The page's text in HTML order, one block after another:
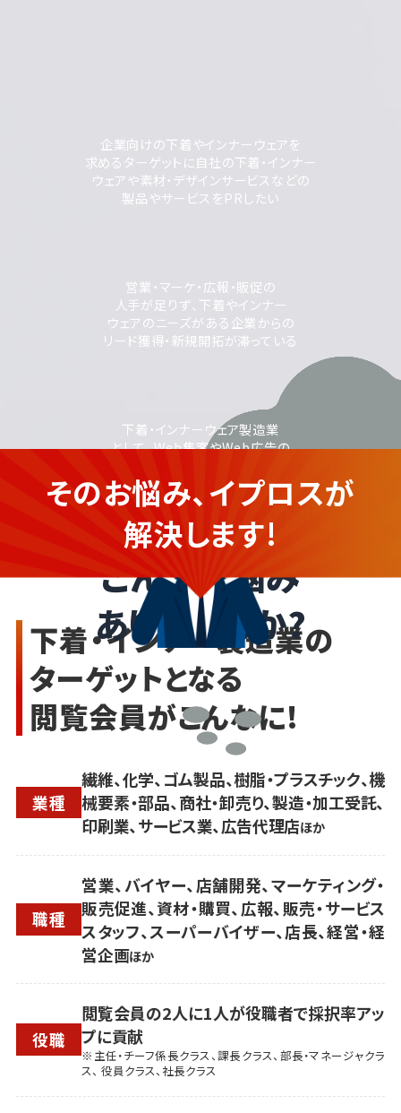
下着・インナーウェアメーカーの
企業さま
こんなお悩み
ありませんか?
企業向けの下着やインナーウェアを
求めるターゲットに自社の下着・インナー
ウェアや素材・デザインサービスなどの
製品やサービスをPRしたい
営業・マーケ・広報・販促の
人手が足りず、下着やインナー
ウェアのニーズがある企業からの
リード獲得・新規開拓が滞っている
下着・インナーウェア製造業
として、Web集客やWeb広告の
運用に不安がある
そのお悩み、イプロスが
解決します!
下着・インナー製造業の
ターゲットとなる
閲覧会員がこんなに!
業種
繊維、化学、ゴム製品、樹脂・プラスチック、機
械要素・部品、商社・卸売り、製造・加工受託、
印刷業、サービス業、広告代理店ほか
職種
営業、バイヤー、店舗開発、マーケティング・
販売促進、資材・購買、広報、販売・サービス
スタッフ、スーパーバイザー、店長、経営・経
営企画ほか
役職
閲覧会員の2人に1人が役職者で採択率アッ
プに貢献
※主任・チーフ係長クラス、課長クラス、部長・マネージャクラ
ス、 役員クラス、社長クラス